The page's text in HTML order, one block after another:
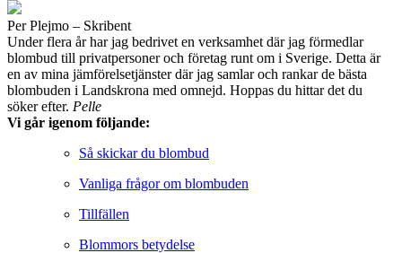
Per Plejmo – Skribent
Under flera år har jag bedrivet en verksamhet där jag förmedlar
blombud till privatpersoner och företag runt om i Sverige. Detta är
en av mina jämförelsetjänster där jag samlar och rankar de bästa
blombuden i Landskrona med omnejd. Hoppas du hittar det du
söker efter. Pelle
Vi går igenom följande:
Så skickar du blombud
Vanliga frågor om blombuden
Tillfällen
Blommors betydelse